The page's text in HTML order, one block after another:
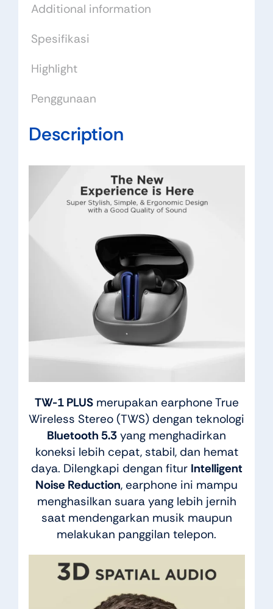
Additional information
Spesifikasi
Highlight
Penggunaan
Description
TW-1 PLUSmerupakan earphone True
Wireless Stereo (TWS) dengan teknologi
Bluetooth 5.3 yang menghadirkan
koneksi lebih cepat, stabil, dan hemat
daya. Dilengkapi dengan fitur Intelligent
Noise Reduction, earphone ini mampu
menghasilkan suara yang lebih jernih
saat mendengarkan musik maupun
melakukan panggilan telepon.